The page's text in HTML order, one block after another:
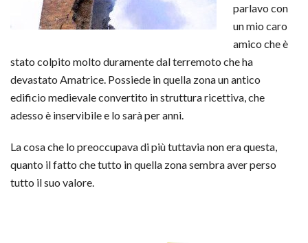
parlavo con
un mio caro
amico che è
stato colpito molto duramente dal terremoto che ha
devastato Amatrice. Possiede in quella zona un antico
edificio medievale convertito in struttura ricettiva, che
adesso è inservibile e lo sarà per anni.
La cosa che lo preoccupava di più tuttavia non era questa,
quanto il fatto che tutto in quella zona sembra aver perso
tutto il suo valore.